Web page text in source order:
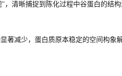
清晰捕捉到陈化过程中谷蛋白的结构
著减少，蛋白质原本稳定的空间构象